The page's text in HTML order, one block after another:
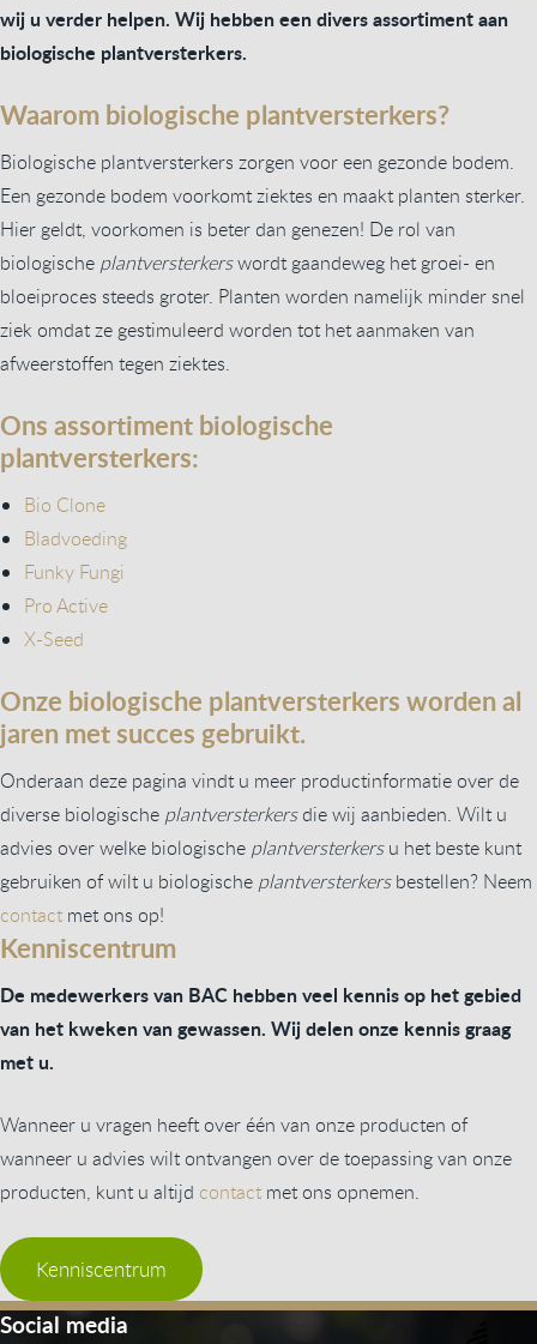
wij u verder helpen. Wij hebben een divers assortiment aan
biologische plantversterkers.
Waarom biologische plantversterkers?
Biologische plantversterkers zorgen voor een gezonde bodem.
Een gezonde bodem voorkomt ziektes en maakt planten sterker.
Hier geldt, voorkomen is beter dan genezen! De rol van
biologische plantversterkerswordt gaandeweg het groei- en
bloeiproces steeds groter. Planten worden namelijk minder snel
ziek omdat ze gestimuleerd worden tot het aanmaken van
afweerstoffen tegen ziektes.
Ons assortiment biologische
plantversterkers:
Bio Clone
Bladvoeding
Funky Fungi
Pro Active
X-Seed
Onze biologische plantversterkers worden al
jaren met succes gebruikt.
Onderaan deze pagina vindt u meer productinformatie over de
diverse biologische plantversterkersdie wij aanbieden. Wilt u
advies over welke biologische plantversterkersu het beste kunt
gebruiken of wilt u biologische plantversterkersbestellen? Neem
contact met ons op!
Kenniscentrum
De medewerkers van BAC hebben veel kennis op het gebied
van het kweken van gewassen. Wij delen onze kennis graag
met u.
Wanneer u vragen heeft over één van onze producten of
wanneer u advies wilt ontvangen over de toepassing van onze
producten, kunt u altijd contact met ons opnemen.
Kenniscentrum
Social media